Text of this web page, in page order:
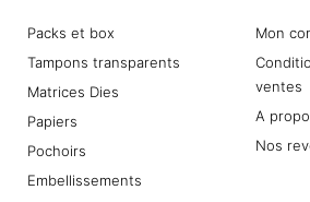
Packs et box
Tampons transparents
Matrices Dies
Papiers
Pochoirs
Embellissements
Mon
ventes
A
Nos